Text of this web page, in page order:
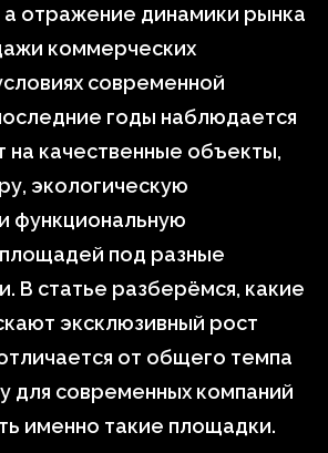
отражение динамики рынка
коммерческих
современной
годы наблюдается
на качественные объекты,
экологическую
функциональную
под разные
В статье разберёмся, какие
эксклюзивный рост
от общего темпа
для современных компаний
именно такие площадки.